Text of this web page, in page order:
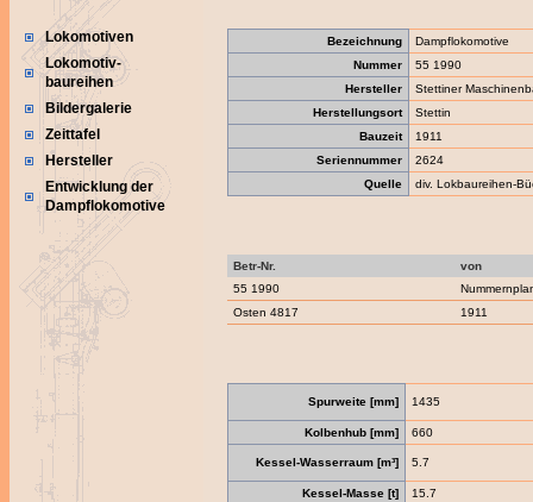
Lokomotiven
Lokomotiv-
baureihen
Bildergalerie
Zeittafel
Hersteller
Entwicklung der
Dampflokomotive
Bezeichnung
Dampflokomotive
Nummer
55 1990
Hersteller
Stettiner
Herstellungsort
Stettin
Bauzeit
1911
Seriennummer
2624
Quelle
div. Lokbaureihen-
Betr-Nr.
von
55 1990
Osten 4817
1911
Spurweite [mm] 1435
Kolbenhub [mm] 660
Kessel-Wasserraum [m³] 5.7
Kessel-Masse [t]
15.7